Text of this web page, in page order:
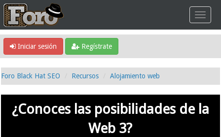
Iniciar sesión Regístrate
Foro Black Hat SEO Recursos Alojamiento web
¿Conoces las posibilidades de la
Web 3?